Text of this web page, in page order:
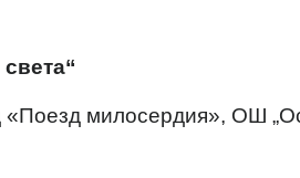
милосердия», OШ